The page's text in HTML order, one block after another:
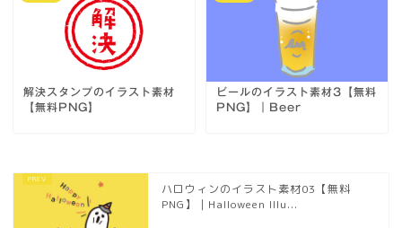
解決スタンプのイラスト素材
【無料PNG】
ビールのイラスト素材3【無料
PNG】｜Beer
ハロウィンのイラスト素材03【無料
PNG】｜Halloween Illu...